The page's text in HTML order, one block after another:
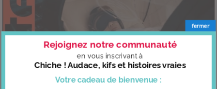
Votre cadeau de bienvenue :
Rejoignez notre communauté
en vous inscrivant à
Chiche ! Audace, kifs et histoires vraies
fermer